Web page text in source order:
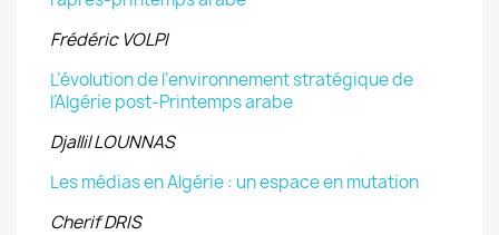
Frédéric VOLPI
L’évolution de l’environnement stratégique de
l’Algérie post-Printemps arabe
Djallil LOUNNAS
Les médias en Algérie : un espace en mutation
Cherif DRIS